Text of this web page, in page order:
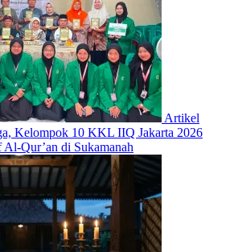
Artikel
Kelompok 10 KKL IIQ Jakarta 2026
Qur’an di Sukamanah